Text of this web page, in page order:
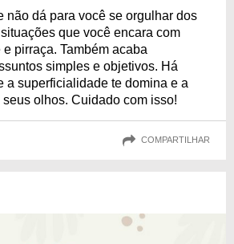
não dá para você se orgulhar dos
que você encara com
pirraça. Também acaba
simples e objetivos. Há
a superficialidade te domina e a
olhos. Cuidado com isso!
COMPARTILHAR